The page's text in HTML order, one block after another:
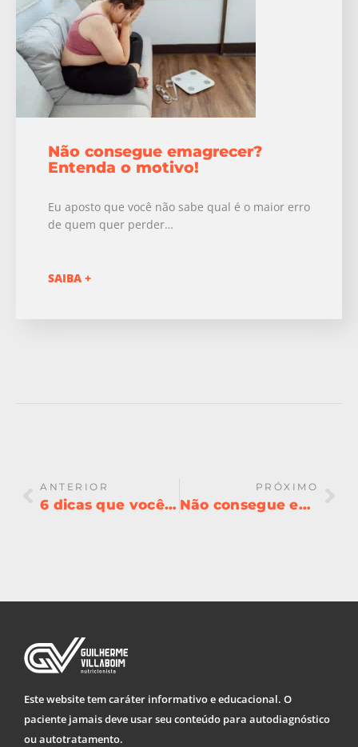
Não consegue emagrecer?
Entenda o motivo!
Eu aposto que você não sabe qual é o maior erro
de quem quer perder…
SAIBA +
ANTERIOR
6 dicas que você precisa saber sobre pasta de amendoim
PRÓXIMO
Não consegue emagrecer? Entenda o motivo!
Este website tem caráter informativo e educacional. O
paciente jamais deve usar seu conteúdo para autodiagnóstico
ou autotratamento.